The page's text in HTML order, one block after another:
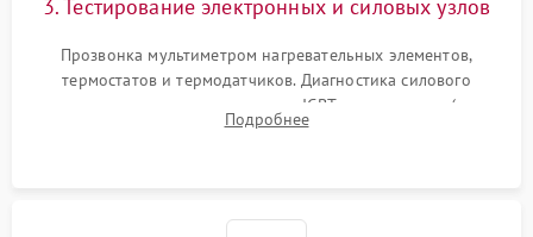
3. Тестирование электронных и силовых узлов
Прозвонка мультиметром нагревательных элементов,
термостатов и термодатчиков. Диагностика силового
модуля, реле, диодных мостов и IGBT-транзисторов (для
индукции). Проверка кранов и газ-контроля (для газовых
Подробнее